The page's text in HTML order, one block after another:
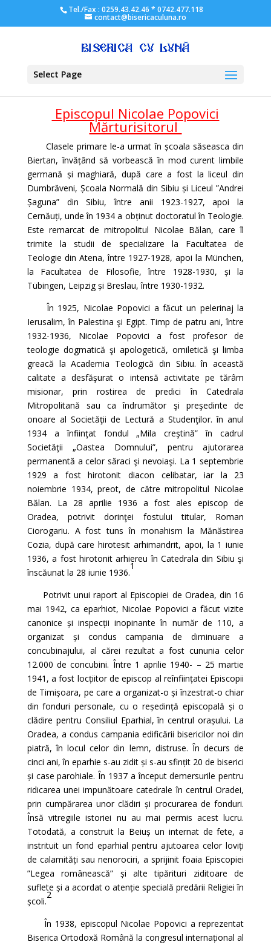
Tel./Fax : 0259.43.42.46 * 0742.477.118
contact@bisericaculuna.ro
Select Page
Episcopul Nicolae Popovici
Mărturisitorul
Clasele primare le-a urmat în școala săseasca din
Biertan, învățând să vorbească în mod curent limbile
germană și maghiară, după care a fost la liceul din
Dumbrăveni, Școala Normală din Sibiu și Liceul ”Andrei
Șaguna” din Sibiu, între anii 1923-1927, apoi la
Cernăuți, unde în 1934 a obținut doctoratul în Teologie.
Este remarcat de mitropolitul Nicolae Bălan, care îl
trimite la studii de specializare la Facultatea de
Teologie din Atena, între 1927-1928, apoi la München,
la Facultatea de Filosofie, între 1928-1930, și la
Tübingen, Leipzig și Breslau, între 1930-1932.
În 1925, Nicolae Popovici a făcut un pelerinaj la
Ierusalim, în Palestina şi Egipt. Timp de patru ani, între
1932-1936, Nicolae Popovici a fost profesor de
teologie dogmatică şi apologetică, omiletică şi limba
greacă la Academia Teologică din Sibiu. în această
calitate a desfăşurat o intensă activitate pe tărâm
misionar, prin rostirea de predici în Catedrala
Mitropolitană sau ca îndrumător şi preşedinte de
onoare al Societăţii de Lectură a Studenţilor. în anul
1934 a înfiinţat fondul „Mila creştină” în cadrul
Societăţii „Oastea Domnului”, pentru ajutorarea
permanentă a celor săraci şi nevoiaşi. La 1 septembrie
1929 a fost hirotonit diacon celibatar, iar la 23
noiembrie 1934, preot, de către mitropolitul Nicolae
Bălan. La 28 aprilie 1936 a fost ales episcop de
Oradea, potrivit dorinţei fostului titular, Roman
Ciorogariu. A fost tuns în monahism la Mănăstirea
Cozia, după care hirotesit arhimandrit, apoi, la 1 iunie
1936, a fost hirotonit arhiereu în Catedrala din Sibiu şi
înscăunat la 28 iunie 1936.
1
Potrivit unui raport al Episcopiei de Oradea, din 16
mai 1942, ca eparhiot, Nicolae Popovici a făcut vizite
canonice și inspecții inopinante în număr de 110, a
organizat și condus campania de diminuare a
concubinajului, al cărei rezultat a fost cununia celor
12.000 de concubini. Între 1 aprilie 1940- – 25 martie
1941, a fost locțiitor de episcop al reînființatei Episcopii
de Timișoara, pe care a organizat-o și înzestrat-o chiar
din fonduri personale, cu o reședință episcopală și o
clădire pentru Consiliul Eparhial, în centrul orașului. La
Oradea, a condus campania edificării bisericilor noi din
piatră, în locul celor din lemn, distruse. În decurs de
cinci ani, în eparhie s-au zidit și s-au sfințit 20 de biserici
și case parohiale. În 1937 a început demersurile pentru
ridicarea unei impunătoare catedrale în centrul Oradei,
prin cumpărarea unor clădiri și procurarea de fonduri.
Însă vitregiile istoriei nu au mai permis acest lucru.
Totodată, a construit la Beiuș un internat de fete, a
instrituit un fond eparhial pentru ajutoarea celor loviți
de calamități sau nenorociri, a sprijinit foaia Episcopiei
”Legea românească” și alte tipărituri ziditoare de
suflete și a acordat o atenție specială predării Religiei în
școli.
2
În 1938, episcopul Nicolae Popovici a reprezentat
Biserica Ortodoxă Română la congresul internațional al